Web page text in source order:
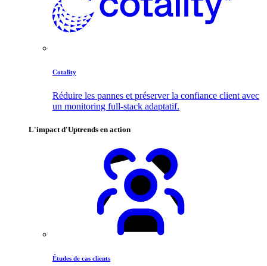
Cotality
Réduire les pannes et préserver la confiance client avec
un monitoring full-stack adaptatif.
L'impact d'Uptrends en action
Études de cas clients